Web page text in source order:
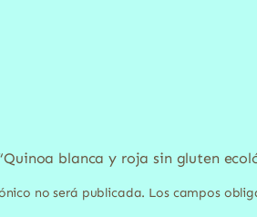
blanca y roja sin gluten
no será publicada. Los campos